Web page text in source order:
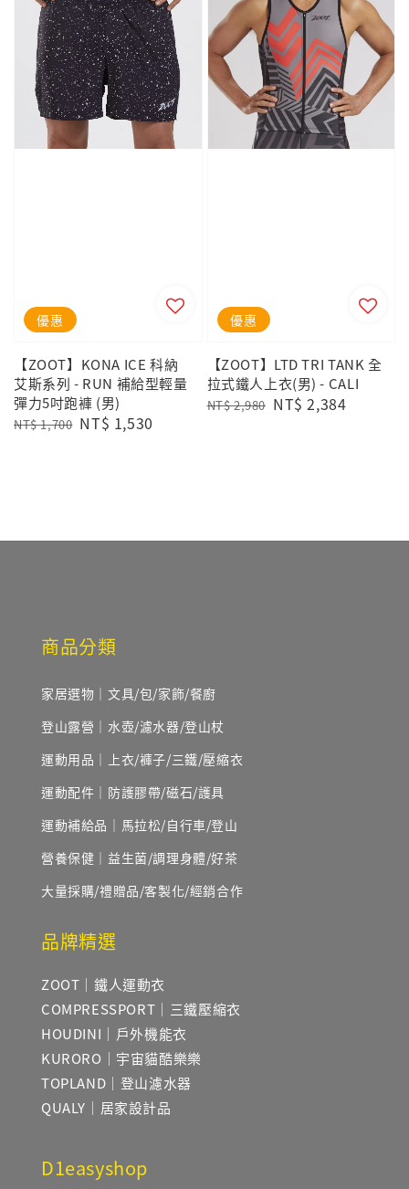
優惠
【ZOOT】KONA ICE 科納
艾斯系列 - RUN 補給型輕量
彈力5吋跑褲 (男)
Regular
NT$ 1,700 Sale
NT$ 1,530
優惠
【ZOOT】LTD TRI TANK 全
拉式鐵人上衣(男) - CALI
Regular
NT$ 2,980 Sale
NT$ 2,384
商品分類
家居選物｜文具/包/家飾/餐廚
登山露營｜水壺/濾水器/登山杖
運動用品｜上衣/褲子/三鐵/壓縮衣
運動配件｜防護膠帶/磁石/護具
運動補給品｜馬拉松/自行車/登山
營養保健｜益生菌/調理身體/好茶
大量採購/禮贈品/客製化/經銷合作
品牌精選
ZOOT｜鐵人運動衣
COMPRESSPORT｜三鐵壓縮衣
HOUDINI｜戶外機能衣
KURORO｜宇宙貓酷樂樂
TOPLAND｜登山濾水器
QUALY｜居家設計品
D1easyshop